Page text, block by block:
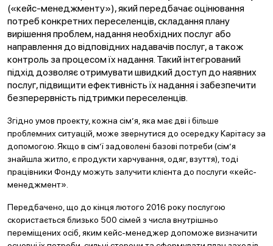
(«кейс-менеджменту»), який передбачає оцінювання
потреб конкретних переселенців, складання плану
вирішення проблем, надання необхідних послуг або
направлення до відповідних надавачів послуг, а також
контроль за процесом їх надання. Такий інтегрований
підхід дозволяє отримувати швидкий доступ до наявних
послуг, підвищити ефективність їх надання і забезпечити
безперервність підтримки переселенців.
Згідно умов проекту, кожна сім’я, яка має дві і більше
проблемних ситуацій, може звернутися до осередку Карітасу за
допомогою. Якщо в сім’ї задоволені базові потреби (сім’я
знайшла житло, є продукти харчування, одяг, взуття), тоді
працівники Фонду можуть залучити клієнта до послуги «кейс-
менеджмент».
Передбачено, що до кінця лютого 2016 року послугою
скористається близько 500 сімей з числа внутрішньо
переміщених осіб, яким кейс-менеджер допоможе визначити